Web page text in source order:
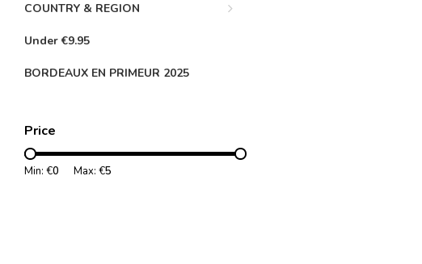
COUNTRY & REGION
Under €9.95
BORDEAUX EN PRIMEUR 2025
Price
Min: €0 Max: €5